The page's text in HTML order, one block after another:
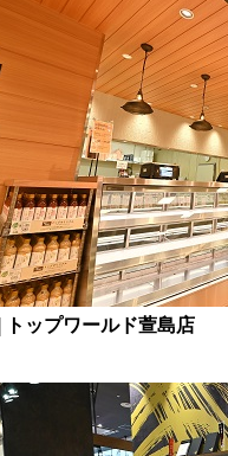
| トップワールド萱島店